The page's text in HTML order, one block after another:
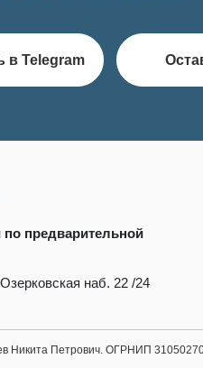
в Telegram
по предварительной
наб. 22 /24
Никита Петрович. ОГРНИП